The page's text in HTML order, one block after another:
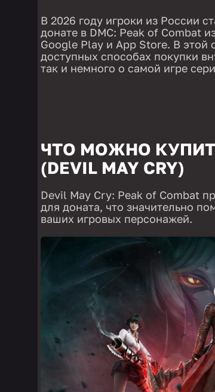
В 2026 году игроки из России
донате в DMC: Peak of Combat
Google Play и App Store. В этой
доступных способах покупки
так и немного о самой игре
ЧТО МОЖНО
(DEVIL MAY CRY)
Devil May Cry: Peak of Combat
для доната, что значительно
ваших игровых персонажей.